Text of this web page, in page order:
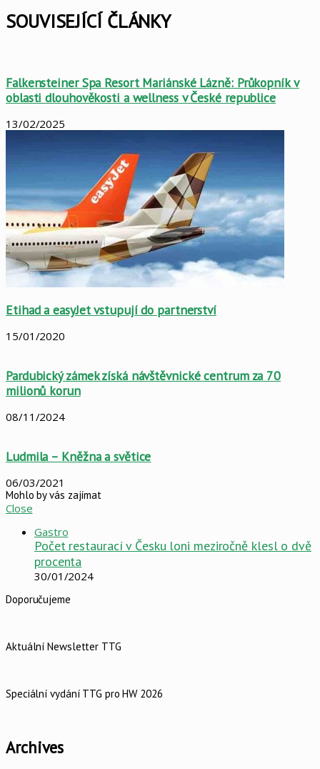
SOUVISEJÍCÍ ČLÁNKY
Falkensteiner Spa Resort Mariánské Lázně: Průkopník v
oblasti dlouhověkosti a wellness v České republice
13/02/2025
Etihad a easyJet vstupují do partnerství
15/01/2020
Pardubický zámek získá návštěvnické centrum za 70
milionů korun
08/11/2024
Ludmila – Kněžna a světice
06/03/2021
Mohlo by vás zajímat
Close
Gastro
Počet restaurací v Česku loni meziročně klesl o dvě
procenta
30/01/2024
Doporučujeme
Aktuální Newsletter TTG
Speciální vydání TTG pro HW 2026
Archives